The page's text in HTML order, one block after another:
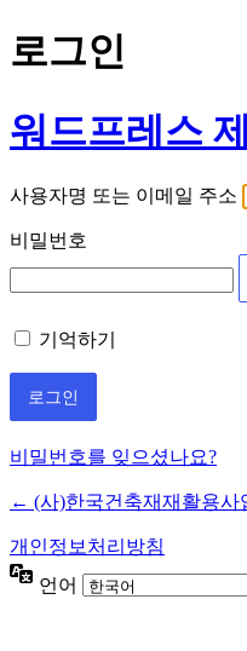
로그인
워드프레스
사용자명 또는 이메일 주소
비밀번호
기억하기
비밀번호를 잊으셨나요?
← (사)한국건축재재활용사
개인정보처리방침
언어